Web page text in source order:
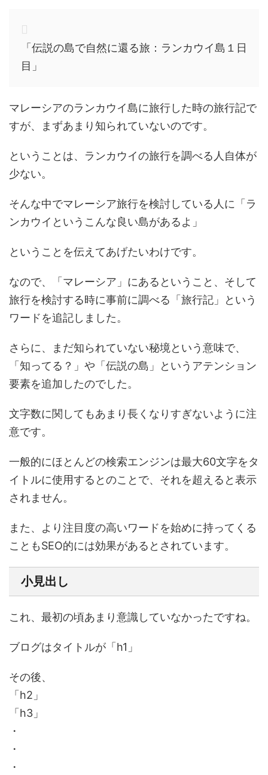
「伝説の島で自然に還る旅：ランカウイ島１日
目」
マレーシアのランカウイ島に旅行した時の旅行記で
すが、まずあまり知られていないのです。
ということは、ランカウイの旅行を調べる人自体が
少ない。
そんな中でマレーシア旅行を検討している人に「ラ
ンカウイというこんな良い島があるよ」
ということを伝えてあげたいわけです。
なので、「マレーシア」にあるということ、そして
旅行を検討する時に事前に調べる「旅行記」という
ワードを追記しました。
さらに、まだ知られていない秘境という意味で、
「知ってる？」や「伝説の島」というアテンション
要素を追加したのでした。
文字数に関してもあまり長くなりすぎないように注
意です。
一般的にほとんどの検索エンジンは最大60文字をタ
イトルに使用するとのことで、それを超えると表示
されません。
また、より注目度の高いワードを始めに持ってくる
こともSEO的には効果があるとされています。
小見出し
これ、最初の頃あまり意識していなかったですね。
ブログはタイトルが「h1」
その後、
「h2」
「h3」
・
・
・